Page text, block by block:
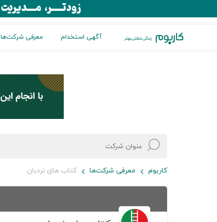
آگهی استخدام معرفی شرکت‌ها
کاربوم معرفی شرکت‌ها کتاب های نردبان